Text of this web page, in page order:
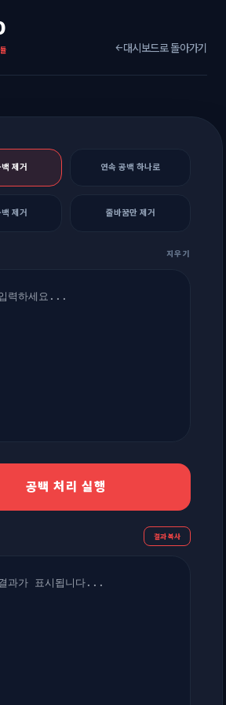
←대시보드로 돌아가기
제거 연속 공백 하나로
제거 줄바꿈만 제거
지우기
공백 처리 실행
결과 복사